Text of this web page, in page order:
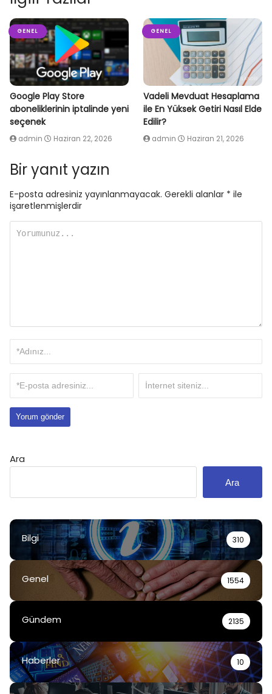
GENEL
Google Play Store
aboneliklerinin iptalinde yeni
seçenek
admin Haziran 22, 2026
GENEL
Vadeli Mevduat Hesaplama
ile En Yüksek Getiri Nasıl Elde
Edilir?
admin Haziran 21, 2026
Bir yanıt yazın
E-posta adresiniz yayınlanmayacak. Gerekli alanlar * ile
işaretlenmişlerdir
Ara
Ara
Bilgi 310
Genel 1554
Gündem 2135
Haberler 10